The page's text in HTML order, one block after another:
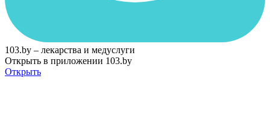
103.by – лекарства и медуслуги
Открыть в приложении 103.by
Открыть